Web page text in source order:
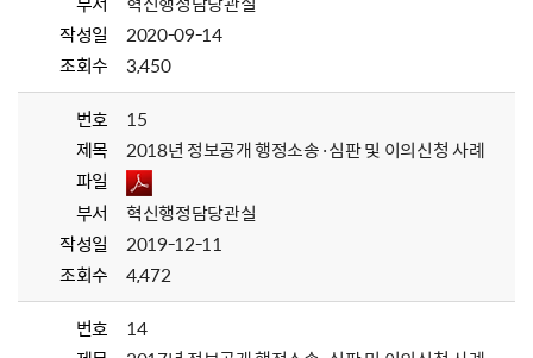
작성일
2020-09-14
조회수
3,450
번호
15
제목
2018년 정보공개 행정소송·심판 및 이의신청 사례
파일
부서
혁신행정담당관실
작성일
2019-12-11
조회수
4,472
번호
14